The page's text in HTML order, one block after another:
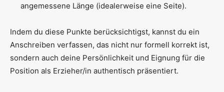
angemessene Länge (idealerweise eine Seite).
Indem du diese Punkte berücksichtigst, kannst du ein
Anschreiben verfassen, das nicht nur formell korrekt ist,
sondern auch deine Persönlichkeit und Eignung für die
Position als Erzieher/in authentisch präsentiert.